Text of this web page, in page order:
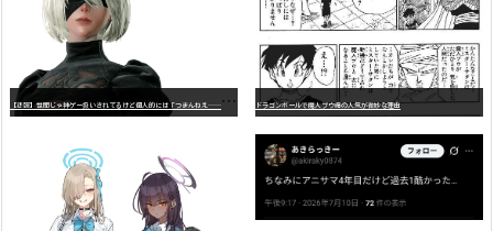
【
悲報】世間じゃ神ゲー扱いされてるけど個人的には「つまんねえ……」と思ったゲーム挙げてけ ドラゴンボールで魔人ブウ編の人気が微妙な理由